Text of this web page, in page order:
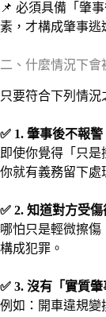
📌 必須具備「肇
素，才構成肇事逃
二、什麼情況下會
只要符合下列情況
✅ 1. 肇事後不報
即使你覺得「只是
你就有義務留下處
✅ 2. 知道對方受
哪怕只是輕微擦傷
構成犯罪。
✅ 3. 沒有「實質
例如：開車違規變